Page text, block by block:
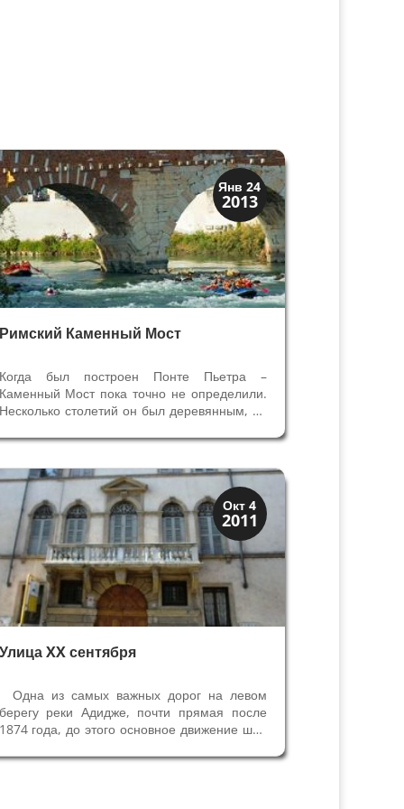
Янв 24
2013
Верона
Римская Верона
Каменный Мост
был построен Понте Пьетра –
Мост пока точно не определили.
столетий он был деревянным, по
из камня. Сохранившаяся часть
по методу opus quadratum, то
из...
Окт 4
2011
Скрытая Верона
Улицы и площади
XX сентября
из самых важных дорог на левом
реки Адидже, почти прямая после
года, до этого основное движение шло
XX сентября, чтобы увековечить